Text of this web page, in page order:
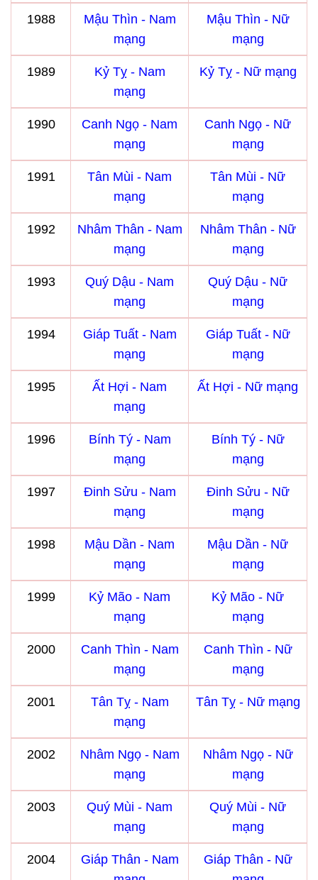
1988
Mậu Thìn - Nam
mạng
Mậu Thìn - Nữ
mạng
1989
Kỷ Tỵ - Nam
mạng
Kỷ Tỵ - Nữ mạng
1990
Canh Ngọ - Nam
mạng
Canh Ngọ - Nữ
mạng
1991
Tân Mùi - Nam
mạng
Tân Mùi - Nữ
mạng
1992
Nhâm Thân - Nam
mạng
Nhâm Thân - Nữ
mạng
1993
Quý Dậu - Nam
mạng
Quý Dậu - Nữ
mạng
1994
Giáp Tuất - Nam
mạng
Giáp Tuất - Nữ
mạng
1995
Ất Hợi - Nam
mạng
Ất Hợi - Nữ mạng
1996
Bính Tý - Nam
mạng
Bính Tý - Nữ
mạng
1997
Đinh Sửu - Nam
mạng
Đinh Sửu - Nữ
mạng
1998
Mậu Dần - Nam
mạng
Mậu Dần - Nữ
mạng
1999
Kỷ Mão - Nam
mạng
Kỷ Mão - Nữ
mạng
2000
Canh Thìn - Nam
mạng
Canh Thìn - Nữ
mạng
2001
Tân Tỵ - Nam
mạng
Tân Tỵ - Nữ mạng
2002
Nhâm Ngọ - Nam
mạng
Nhâm Ngọ - Nữ
mạng
2003
Quý Mùi - Nam
mạng
Quý Mùi - Nữ
mạng
2004
Giáp Thân - Nam
Giáp Thân - Nữ